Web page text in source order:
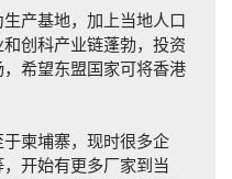
产基地，加上当地人口
创科产业链蓬勃，投资
希望东盟国家可将香港
柬埔寨，现时很多企
开始有更多厂家到当